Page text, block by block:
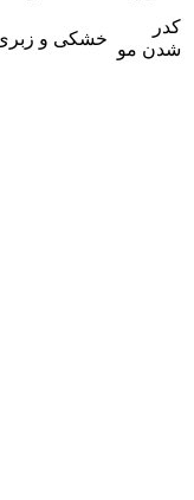
کدر
شدن مو
خشکی و